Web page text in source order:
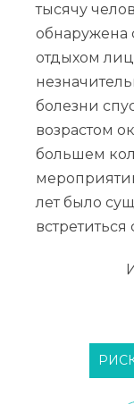
тысячу
обнаружена
отдыхом
болезни
возрастом
большем
лет было
встретиться